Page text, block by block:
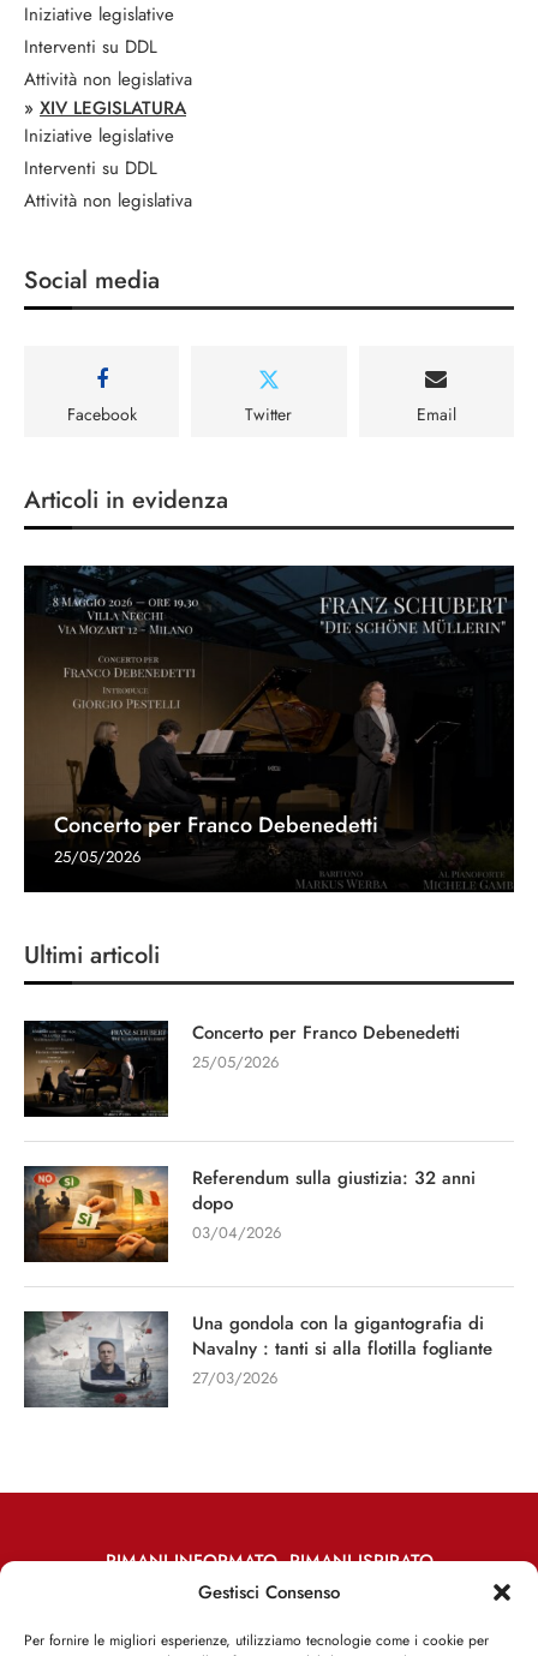
Gestisci Consenso
Per fornire le migliori esperienze, utilizziamo tecnologie come i cookie per
Iniziative legislative
Interventi su DDL
Attività non legislativa
» XIV LEGISLATURA
Iniziative legislative
Interventi su DDL
Attività non legislativa
Social media
Facebook Twitter Email
Articoli in evidenza
Concerto per Franco Debenedetti
25/05/2026
Ultimi articoli
Concerto per Franco Debenedetti
25/05/2026
Referendum sulla giustizia: 32 anni
dopo
03/04/2026
Una gondola con la gigantografia di
Navalny : tanti si alla flotilla fogliante
27/03/2026
RIMANI INFORMATO, RIMANI ISPIRATO
Iscriviti alla Newsletter